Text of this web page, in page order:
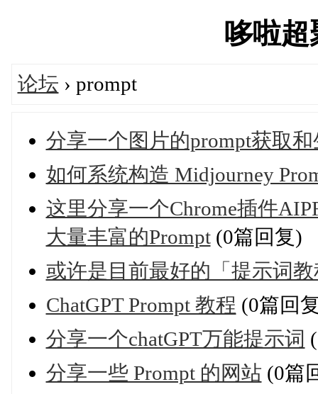
哆啦
论坛 › prompt
分享一个图片的prompt获取和
如何系统构造 Midjourney
这里分享一个Chrome插件
大量丰富的Prompt(0篇回复)
或许是目前最好的「提示词
ChatGPT Prompt 教程 (0篇回
分享一个chatGPT万能提示词
分享一些 Prompt 的网站 (0篇